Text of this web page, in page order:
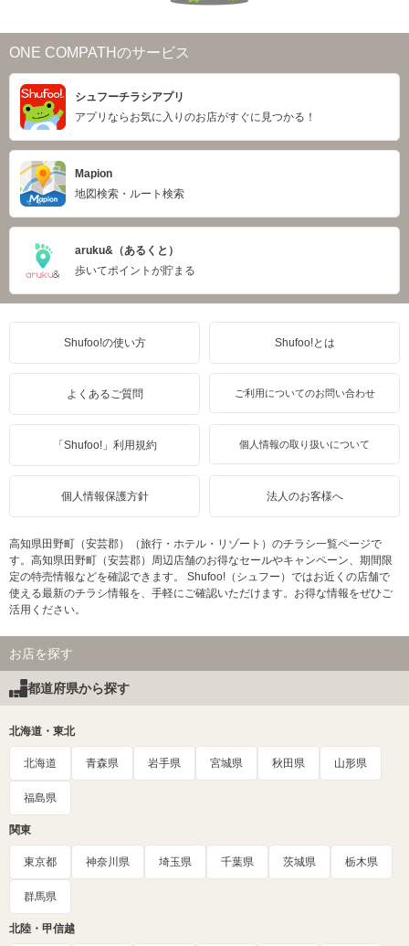
ONE COMPATHのサービス
シュフーチラシアプリ
アプリならお気に入りのお店がすぐに見つかる！
Mapion
地図検索・ルート検索
aruku&（あるくと）
歩いてポイントが貯まる
Shufoo!の使い方 Shufoo!とは
よくあるご質問 ご利用についてのお問い合わせ
「Shufoo!」利用規約 個人情報の取り扱いについて
個人情報保護方針 法人のお客様へ
高知県田野町（安芸郡）（旅行・ホテル・リゾート）のチラシ一覧ページで
す。高知県田野町（安芸郡）周辺店舗のお得なセールやキャンペーン、期間限
定の特売情報などを確認できます。 Shufoo!（シュフー）ではお近くの店舗で
使える最新のチラシ情報を、手軽にご確認いただけます。お得な情報をぜひご
活用ください。
お店を探す
都道府県から探す
北海道・東北
北海道 青森県 岩手県 宮城県 秋田県 山形県
福島県
関東
東京都 神奈川県 埼玉県 千葉県 茨城県 栃木県
群馬県
北陸・甲信越